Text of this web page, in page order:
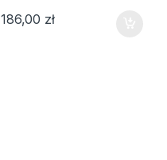
186,00 zł